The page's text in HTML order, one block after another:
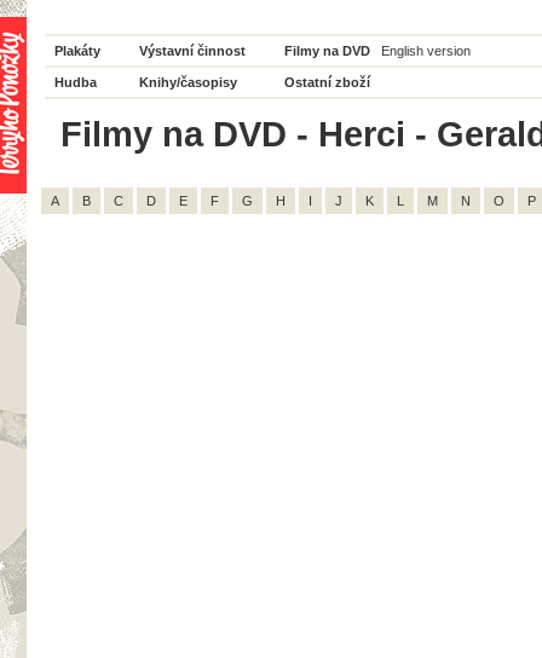
Plakáty Výstavní činnost Filmy na DVD English version
Hudba Knihy/časopisy Ostatní zboží
Filmy na DVD - Herci -
A B C D E F G H I J K L M N O P